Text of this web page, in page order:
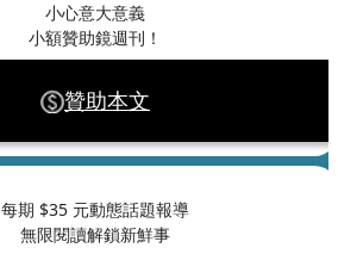
小心意大意義
小額贊助鏡週刊！
贊助本文
每期 $35 元動態話題報導
無限閱讀解鎖新鮮事